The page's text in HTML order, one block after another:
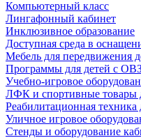
Компьютерный класс
Лингафонный кабинет
Инклюзивное образование
Доступная среда в
Мебель для передвижения
Программы для детей с
Учебно-игровое
ЛФК и спортивные товары
Реабилитационная
Уличное игровое
Стенды и оборудование